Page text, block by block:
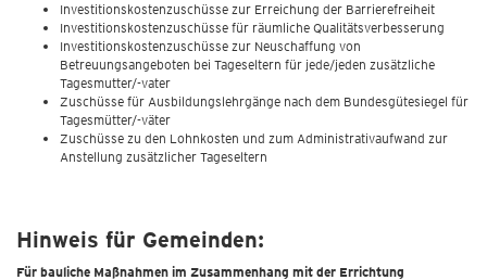
Investitionskostenzuschüsse zur Erreichung der Barrierefreiheit
Investitionskostenzuschüsse für räumliche Qualitätsverbesserung
Investitionskostenzuschüsse zur Neuschaffung von
Betreuungsangeboten bei Tageseltern für jede/jeden zusätzliche
Tagesmutter/-vater
Zuschüsse für Ausbildungslehrgänge nach dem Bundesgütesiegel für
Tagesmütter/-väter
Zuschüsse zu den Lohnkosten und zum Administrativaufwand zur
Anstellung zusätzlicher Tageseltern
Hinweis für Gemeinden:
Für bauliche Maßnahmen im Zusammenhang mit der Errichtung